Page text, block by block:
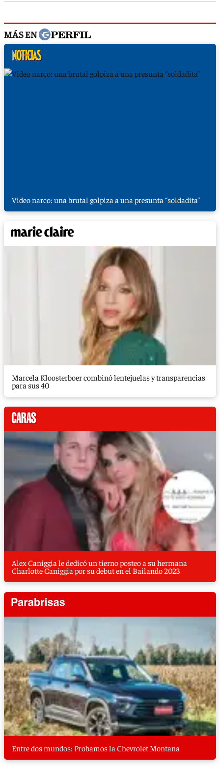
MÁS EN
Video narco: una brutal golpiza a una presunta “soldadita”
Marcela Kloosterboer combinó lentejuelas y transparencias
para sus 40
Alex Caniggia le dedicó un tierno posteo a su hermana
Charlotte Caniggia por su debut en el Bailando 2023
Entre dos mundos: Probamos la Chevrolet Montana